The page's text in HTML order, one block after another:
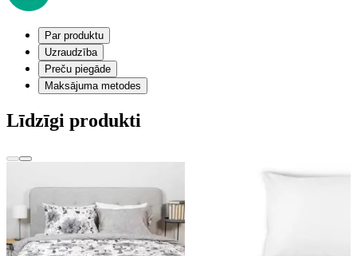
Par produktu
Uzraudzība
Preču piegāde
Maksājuma metodes
Līdzīgi produkti